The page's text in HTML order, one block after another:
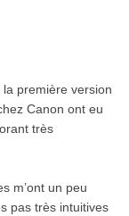
première version
Canon ont eu
très
m’ont un peu
pas très intuitives